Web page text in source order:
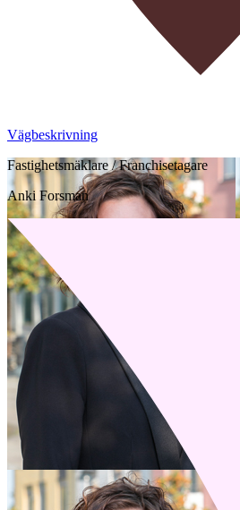
Vägbeskrivning
Fastighetsmäklare / Franchisetagare
Anki Forsman